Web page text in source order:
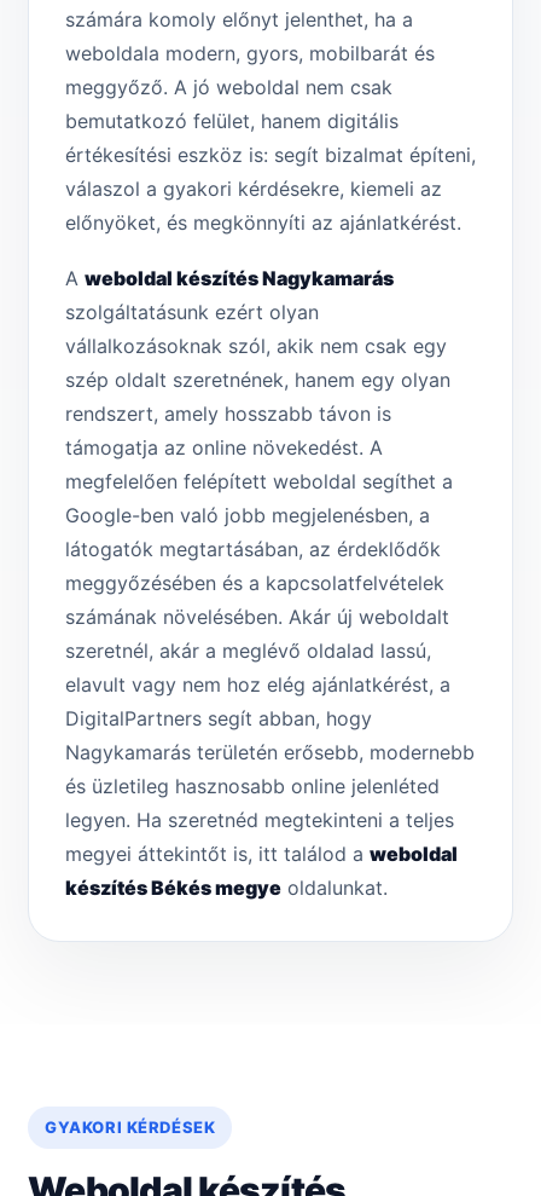
számára komoly előnyt jelenthet, ha a
weboldala modern, gyors, mobilbarát és
meggyőző. A jó weboldal nem csak
bemutatkozó felület, hanem digitális
értékesítési eszköz is: segít bizalmat építeni,
válaszol a gyakori kérdésekre, kiemeli az
előnyöket, és megkönnyíti az ajánlatkérést.
A weboldal készítés Nagykamarás
szolgáltatásunk ezért olyan
vállalkozásoknak szól, akik nem csak egy
szép oldalt szeretnének, hanem egy olyan
rendszert, amely hosszabb távon is
támogatja az online növekedést. A
megfelelően felépített weboldal segíthet a
Google-ben való jobb megjelenésben, a
látogatók megtartásában, az érdeklődők
meggyőzésében és a kapcsolatfelvételek
számának növelésében. Akár új weboldalt
szeretnél, akár a meglévő oldalad lassú,
elavult vagy nem hoz elég ajánlatkérést, a
DigitalPartners segít abban, hogy
Nagykamarás területén erősebb, modernebb
és üzletileg hasznosabb online jelenléted
legyen. Ha szeretnéd megtekinteni a teljes
megyei áttekintőt is, itt találod a weboldal
készítés Békés megye oldalunkat.
GYAKORI KÉRDÉSEK